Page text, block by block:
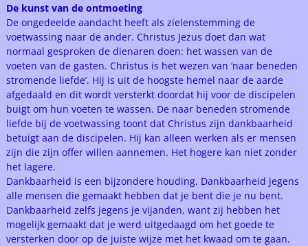
De kunst van de ontmoeting
De ongedeelde aandacht heeft als zielenstemming de
voetwassing naar de ander. Christus Jezus doet dan wat
normaal gesproken de dienaren doen: het wassen van de
voeten van de gasten. Christus is het wezen van ‘naar beneden
stromende liefde’. Hij is uit de hoogste hemel naar de aarde
afgedaald en dit wordt versterkt doordat hij voor de discipelen
buigt om hun voeten te wassen. De naar beneden stromende
liefde bij de voetwassing toont dat Christus zijn dankbaarheid
betuigt aan de discipelen. Hij kan alleen werken als er mensen
zijn die zijn offer willen aannemen. Het hogere kan niet zonder
het lagere.
Dankbaarheid is een bijzondere houding. Dankbaarheid jegens
alle mensen die gemaakt hebben dat je bent die je nu bent.
Dankbaarheid zelfs jegens je vijanden, want zij hebben het
mogelijk gemaakt dat je werd uitgedaagd om het goede te
versterken door op de juiste wijze met het kwaad om te gaan.